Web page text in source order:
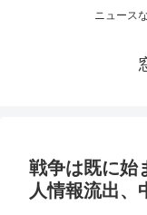
ニュース
戦争は既に始
人情報流出、